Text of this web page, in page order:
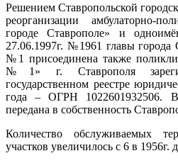
Решением Ставропольской
реорганизации амбулаторно-
городе Ставрополе» и
27.06.1997г. №1961 главы города
№1 присоединена также
№1» г. Ставрополя
государственном реестре
года – ОГРН 1022601932506.
передана в собственность
Количество обслуживаемых
участков увеличилось с 6 в 1956г.